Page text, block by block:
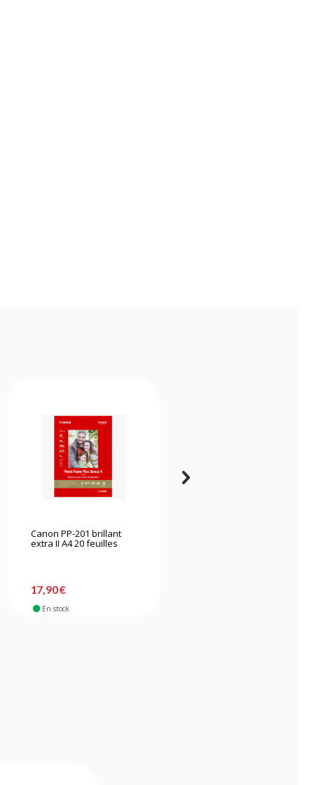
Canon PP-201 brillant
extra II A4 20 feuilles
17,90 €
En stock